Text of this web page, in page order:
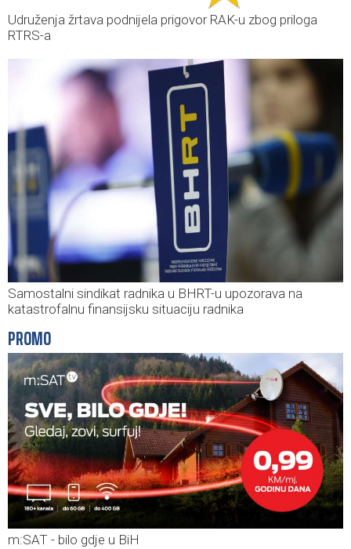
Udruženja žrtava podnijela prigovor RAK-u zbog priloga
RTRS-a
Samostalni sindikat radnika u BHRT-u upozorava na
katastrofalnu finansijsku situaciju radnika
PROMO
m:SAT - bilo gdje u BiH